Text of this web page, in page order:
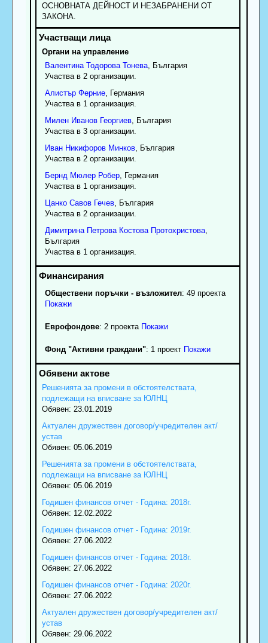
ОСНОВНАТА ДЕЙНОСТ И НЕЗАБРАНЕНИ ОТ
ЗАКОНА.
Органи на управление
Валентина Тодорова Тонева, България
Участва в 2 организации.
Алистър Ферние, Германия
Участва в 1 организация.
Милен Иванов Георгиев, България
Участва в 3 организации.
Иван Никифоров Минков, България
Участва в 2 организации.
Бернд Мюлер Робер, Германия
Участва в 1 организация.
Цанко Савов Гечев, България
Участва в 2 организации.
Димитрина Петрова Костова Протохристова,
България
Участва в 1 организация.
Обществени поръчки - възложител: 49 проекта
Покажи
Еврофондове: 2 проекта Покажи
Фонд "Активни граждани": 1 проект Покажи
Решенията за промени в обстоятелствата,
подлежащи на вписване за ЮЛНЦ
Обявен: 23.01.2019
Актуален дружествен договор/учредителен акт/
устав
Обявен: 05.06.2019
Решенията за промени в обстоятелствата,
подлежащи на вписване за ЮЛНЦ
Обявен: 05.06.2019
Годишен финансов отчет - Година: 2018г.
Обявен: 12.02.2022
Годишен финансов отчет - Година: 2019г.
Обявен: 27.06.2022
Годишен финансов отчет - Година: 2018г.
Обявен: 27.06.2022
Годишен финансов отчет - Година: 2020г.
Обявен: 27.06.2022
Актуален дружествен договор/учредителен акт/
устав
Обявен: 29.06.2022